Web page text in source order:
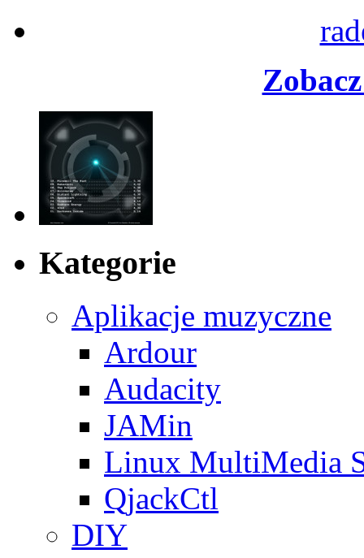
Kategorie
Aplikacje muzyczne
Ardour
Audacity
JAMin
Linux MultiMedia
QjackCtl
DIY